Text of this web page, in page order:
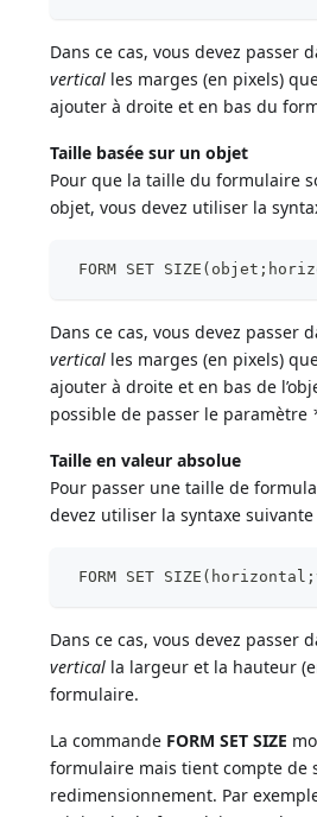
Dans ce cas, vous devez passer
vertical les marges (en pixels)
ajouter à droite et en bas du
Taille basée sur un objet
Pour que la taille du formulaire
objet, vous devez utiliser la
FORM SET
Dans ce cas, vous devez passer
vertical les marges (en pixels)
ajouter à droite et en bas de
possible de passer le paramètre
Taille en valeur absolue
Pour passer une taille de
devez utiliser la syntaxe suivante
FORM SET
Dans ce cas, vous devez passer
vertical la largeur et la hauteur
formulaire.
La commande FORM SET SIZE
formulaire mais tient compte de
redimensionnement. Par